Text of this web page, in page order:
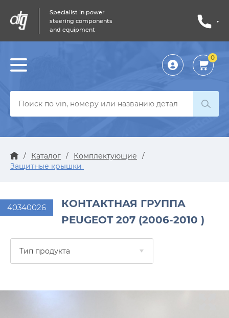
Specialist in power
steering components
and equipment
Личный
кабинет
0
/ Каталог / Комплектующие
/
Защитные крышки
40340026
КОНТАКТНАЯ ГРУППА
PEUGEOT 207 (2006-2010 )
Тип продукта